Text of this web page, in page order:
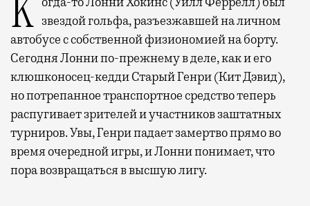
Когда-то Лонни Хокинс (Уилл Феррелл) был звездой гольфа, разъезжавшей на личном
автобусе с собственной физиономией на борту.
Сегодня Лонни по-прежнему в деле, как и его
клюшконосец-кедди Старый Генри (Кит Дэвид),
но потрепанное транспортное средство теперь
распугивает зрителей и участников заштатных
турниров. Увы, Генри падает замертво прямо во
время очередной игры, и Лонни понимает, что
пора возвращаться в высшую лигу.